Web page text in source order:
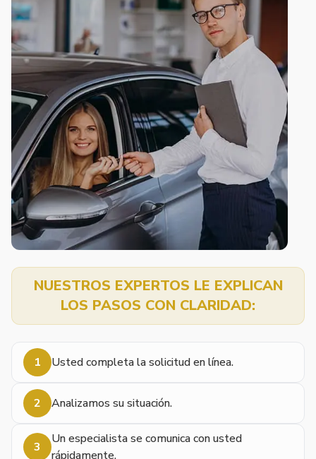
NUESTROS EXPERTOS LE EXPLICAN
LOS PASOS CON CLARIDAD:
1 Usted completa la solicitud en línea.
2 Analizamos su situación.
3
Un especialista se comunica con usted
rápidamente.